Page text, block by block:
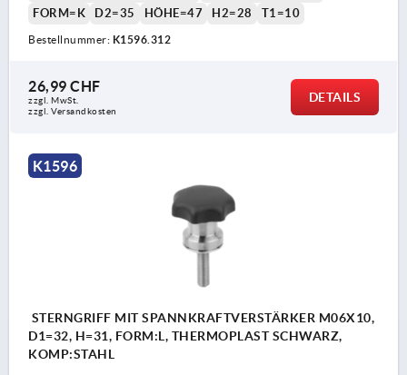
FORM=K D2=35 HÖHE=47 H2=28 T1=10
Bestellnummer: K1596.312
26,99 CHF
zzgl. MwSt.
zzgl. Versandkosten
DETAILS
K1596
STERNGRIFF MIT SPANNKRAFTVERSTÄRKER M06X10,
D1=32, H=31, FORM:L, THERMOPLAST SCHWARZ,
KOMP:STAHL